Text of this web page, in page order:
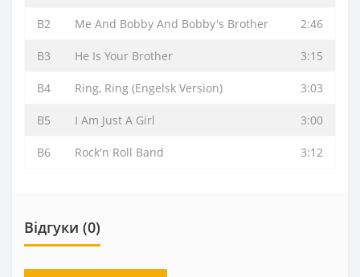
B2 Me And Bobby And Bobby's Brother 2:46
B3 He Is Your Brother 3:15
B4 Ring, Ring (Engelsk Version) 3:03
B5 I Am Just A Girl 3:00
B6 Rock'n Roll Band 3:12
Відгуки (0)